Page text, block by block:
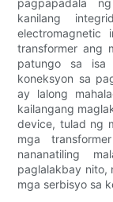
kanilang
electromagnetic
transformer ang
patungo sa isa
koneksyon sa
ay lalong
kailangang
device, tulad ng
mga
nananatiling
paglalakbay nito,
mga serbisyo sa